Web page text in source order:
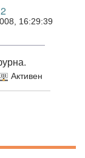
16:29:39
Активен